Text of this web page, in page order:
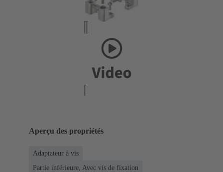
Aperçu des propriétés
Adaptateur à vis
Partie inférieure, Avec vis de fixation